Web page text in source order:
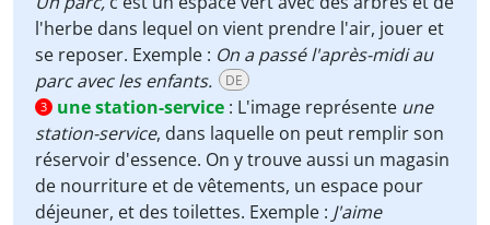
l'herbe dans lequel on vient prendre l'air, jouer et
se reposer. Exemple : On a passé l'après-midi au
parc avec les enfants.
DE
3 une station-service : L'image représente une
station-service, dans laquelle on peut remplir son
réservoir d'essence. On y trouve aussi un magasin
de nourriture et de vêtements, un espace pour
déjeuner, et des toilettes. Exemple : J'aime